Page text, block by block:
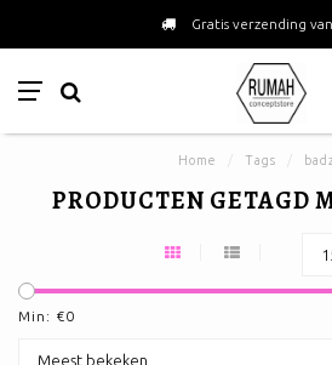
Gratis verzending
Home Tags
PRODUCTEN GETAGD
Min: €0